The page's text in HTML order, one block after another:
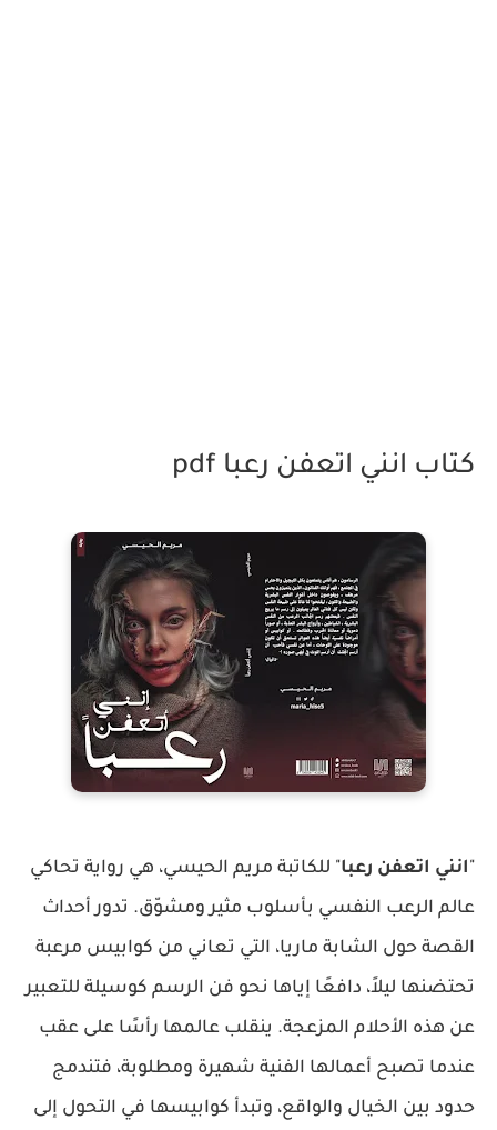
كتاب انني اتعفن رعبا pdf
"انني اتعفن رعبا" للكاتبة مريم الحيسي، هي رواية تحاكي
عالم الرعب النفسي بأسلوب مثير ومشوّق. تدور أحداث
القصة حول الشابة ماريا، التي تعاني من كوابيس مرعبة
تحتضنها ليلاً، دافعًا إياها نحو فن الرسم كوسيلة للتعبير
عن هذه الأحلام المزعجة. ينقلب عالمها رأسًا على عقب
عندما تصبح أعمالها الفنية شهيرة ومطلوبة، فتندمج
حدود بين الخيال والواقع، وتبدأ كوابيسها في التحول إلى